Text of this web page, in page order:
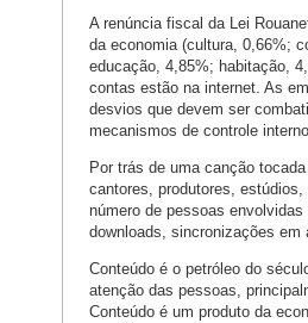
A renúncia fiscal da Lei
da economia (cultura, 0,66%;
educação, 4,85%; habitação,
contas estão na internet. As
desvios que devem ser
mecanismos de controle
Por trás de uma canção
cantores, produtores,
número de pessoas
downloads, sincronizações em
Conteúdo é o petróleo do
atenção das pessoas,
Conteúdo é um produto da